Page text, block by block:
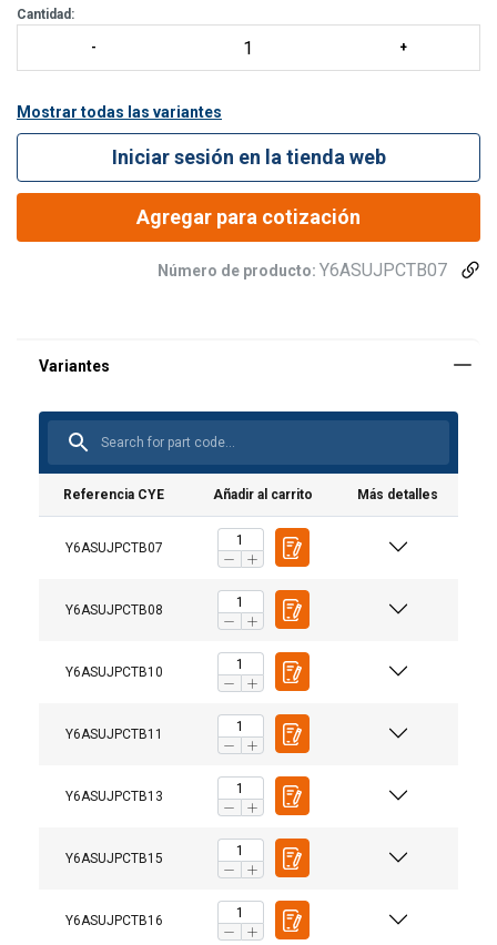
Cantidad:
Mostrar todas las variantes
Iniciar sesión en la tienda web
Agregar para cotización
Número de producto: Y6ASUJPCTB07
Referencia CYE Añadir al carrito Más detalles
Y6ASUJPCTB07
Y6ASUJPCTB08
Y6ASUJPCTB10
Y6ASUJPCTB11
Y6ASUJPCTB13
Y6ASUJPCTB15
Y6ASUJPCTB16